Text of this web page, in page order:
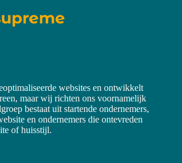
websites en ontwikkelt
maar wij richten ons voornamelijk
bestaat uit startende ondernemers,
en ondernemers die ontevreden
of huisstijl.